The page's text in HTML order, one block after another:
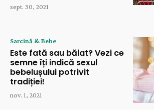
sept. 30, 2021
Sarcină & Bebe
Este fată sau băiat? Vezi ce
semne îți indică sexul
bebelușului potrivit
tradiției!
nov. 1, 2021